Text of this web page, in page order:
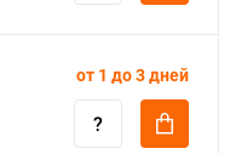
от 1 до 3 дней